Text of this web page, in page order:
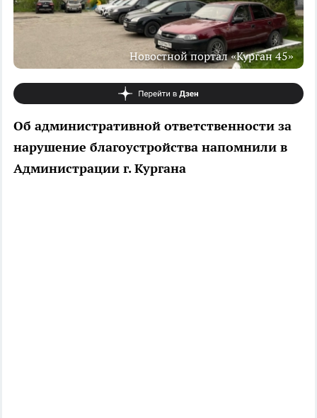
Новостной портал «Курган 45»
Об административной ответственности за
нарушение благоустройства напомнили в
Администрации г. Кургана